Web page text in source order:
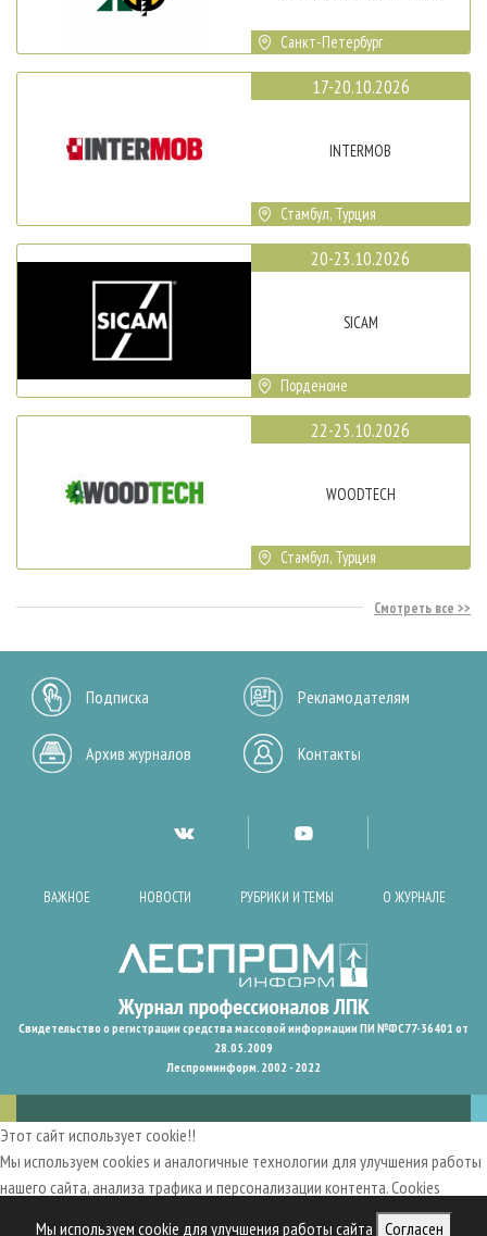
Мы используем cookie для улучшения работы сайта Согласен
Санкт-Петербург
17-20.10.2026
INTERMOB
Стамбул, Турция
20-23.10.2026
SICAM
Порденоне
22-25.10.2026
WOODTECH
Стамбул, Турция
Смотреть все
Подписка Рекламодателям
Архив журналов Контакты
ВАЖНОЕ НОВОСТИ РУБРИКИ И ТЕМЫ О ЖУРНАЛЕ
Свидетельство о регистрации средства массовой информации ПИ №ФС77-36401 от
28.05.2009
Леспроминформ. 2002 - 2022
Этот сайт использует cookie!!
Мы используем cookies и аналогичные технологии для улучшения работы
нашего сайта, анализа трафика и персонализации контента. Cookies